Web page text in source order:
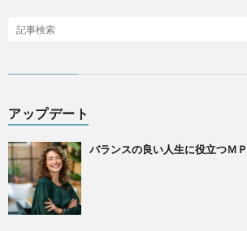
アップデート
バランスの良い人生に役立つＭＰ